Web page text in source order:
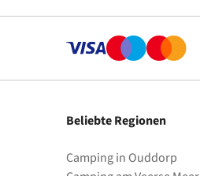
Beliebte Regionen
Camping in Ouddorp